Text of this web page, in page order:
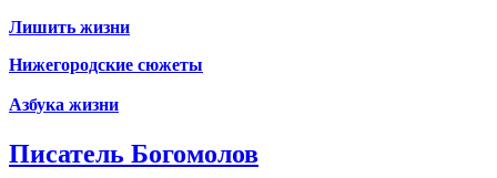
Лишить жизни
Нижегородские сюжеты
Азбука жизни
Писатель Богомолов